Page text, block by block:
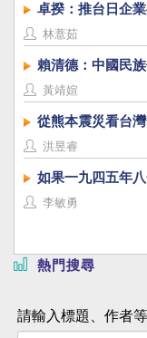
卓揆：推台日企
林薏茹
賴清德：中國民
黃靖媗
從熊本震災看台
洪昱睿
如果一九四五年
李敏勇
熱門搜尋
請輸入標題、作者